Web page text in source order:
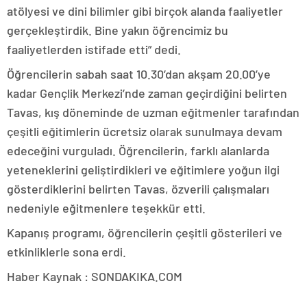
atölyesi ve dini bilimler gibi birçok alanda faaliyetler
gerçekleştirdik. Bine yakın öğrencimiz bu
faaliyetlerden istifade etti” dedi.
Öğrencilerin sabah saat 10.30’dan akşam 20.00’ye
kadar Gençlik Merkezi’nde zaman geçirdiğini belirten
Tavas, kış döneminde de uzman eğitmenler tarafından
çeşitli eğitimlerin ücretsiz olarak sunulmaya devam
edeceğini vurguladı. Öğrencilerin, farklı alanlarda
yeteneklerini geliştirdikleri ve eğitimlere yoğun ilgi
gösterdiklerini belirten Tavas, özverili çalışmaları
nedeniyle eğitmenlere teşekkür etti.
Kapanış programı, öğrencilerin çeşitli gösterileri ve
etkinliklerle sona erdi.
Haber Kaynak : SONDAKIKA.COM